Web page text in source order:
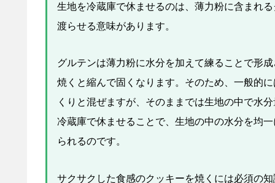
生地を冷蔵庫で休ませるのは、薄力粉に含まれ
渡らせる意味があります。
グルテンは薄力粉に水分を加えて練ることで形
焼くと縮んで固くなります。そのため、一般的
くりと混ぜますが、そのままでは生地の中で水
冷蔵庫で休ませることで、生地の中の水分を均
られるのです。
サクサクした食感のクッキーを焼くには必須の